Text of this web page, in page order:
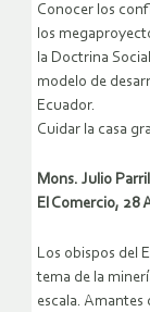
Conocer los
los
la Doctrina
modelo de
Ecuador.
Cuidar la casa
Mons. Julio
El Comercio, 28
Los obispos del
tema de la
escala. Amantes